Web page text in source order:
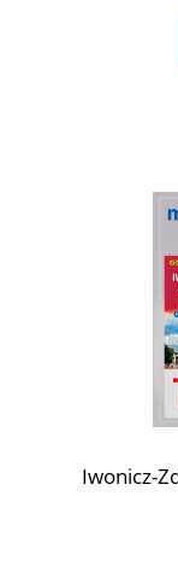
Iwonicz-